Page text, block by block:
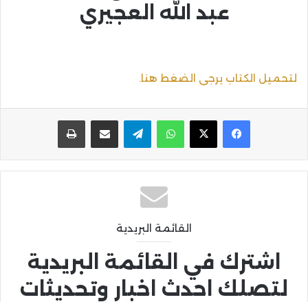
عبد الله العجيري
لتحميل الكتاب يرجى الضغط هنا.
واتساب تيلقرام مشاركة عبر البريد
القائمة البريدية
اشترك في القائمة البريدية
لتصلك احدث اخبار وتحديثات